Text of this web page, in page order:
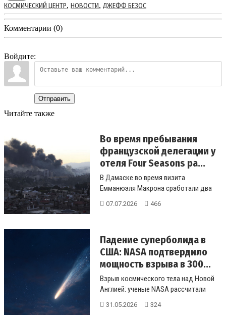
КОСМИЧЕСКИЙ ЦЕНТР, НОВОСТИ, ДЖЕФФ БЕЗОС
Комментарии (0)
Войдите:
Отправить
Читайте также
Во время пребывания
французской делегации у
отеля Four Seasons ра...
В Дамаске во время визита
Емманюэля Макрона сработали два
взрывных устройства. Французская
07.07.2026 466
Падение суперболида в
США: NASA подтвердило
мощность взрыва в 300...
Взрыв космического тела над Новой
Англией: ученые NASA рассчитали
мощность ударной волны болида.
31.05.2026 324